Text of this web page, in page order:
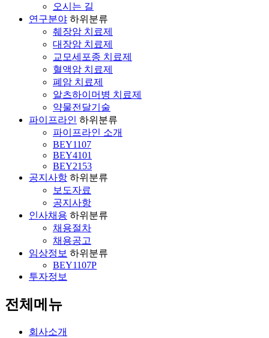
오시는 길
연구분야 하위분류
췌장암 치료제
대장암 치료제
교모세포종 치료제
혈액암 치료제
폐암 치료제
알츠하이머병 치료제
약물전달기술
파이프라인 하위분류
파이프라인 소개
BEY1107
BEY4101
BEY2153
공지사항 하위분류
보도자료
공지사항
인사채용 하위분류
채용절차
채용공고
임상정보 하위분류
BEY1107P
투자정보
전체메뉴
회사소개